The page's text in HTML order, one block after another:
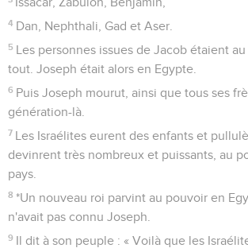
4 Dan, Nephthali, Gad et Aser.
5 Les personnes issues de Jacob étaient
tout. Joseph était alors en Egypte.
6 Puis Joseph mourut, ainsi que tous ses
génération-là.
7 Les Israélites eurent des enfants et
devinrent très nombreux et puissants, au
pays.
8 *Un nouveau roi parvint au pouvoir en
n'avait pas connu Joseph.
9 Il dit à son peuple : « Voilà que les